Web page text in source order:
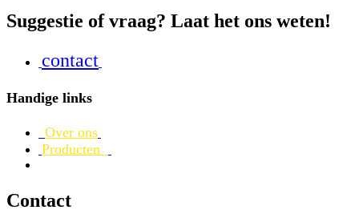
Suggestie of vraag? Laat het ons weten!
contact
Handige links
Over ons
Producten
Contact